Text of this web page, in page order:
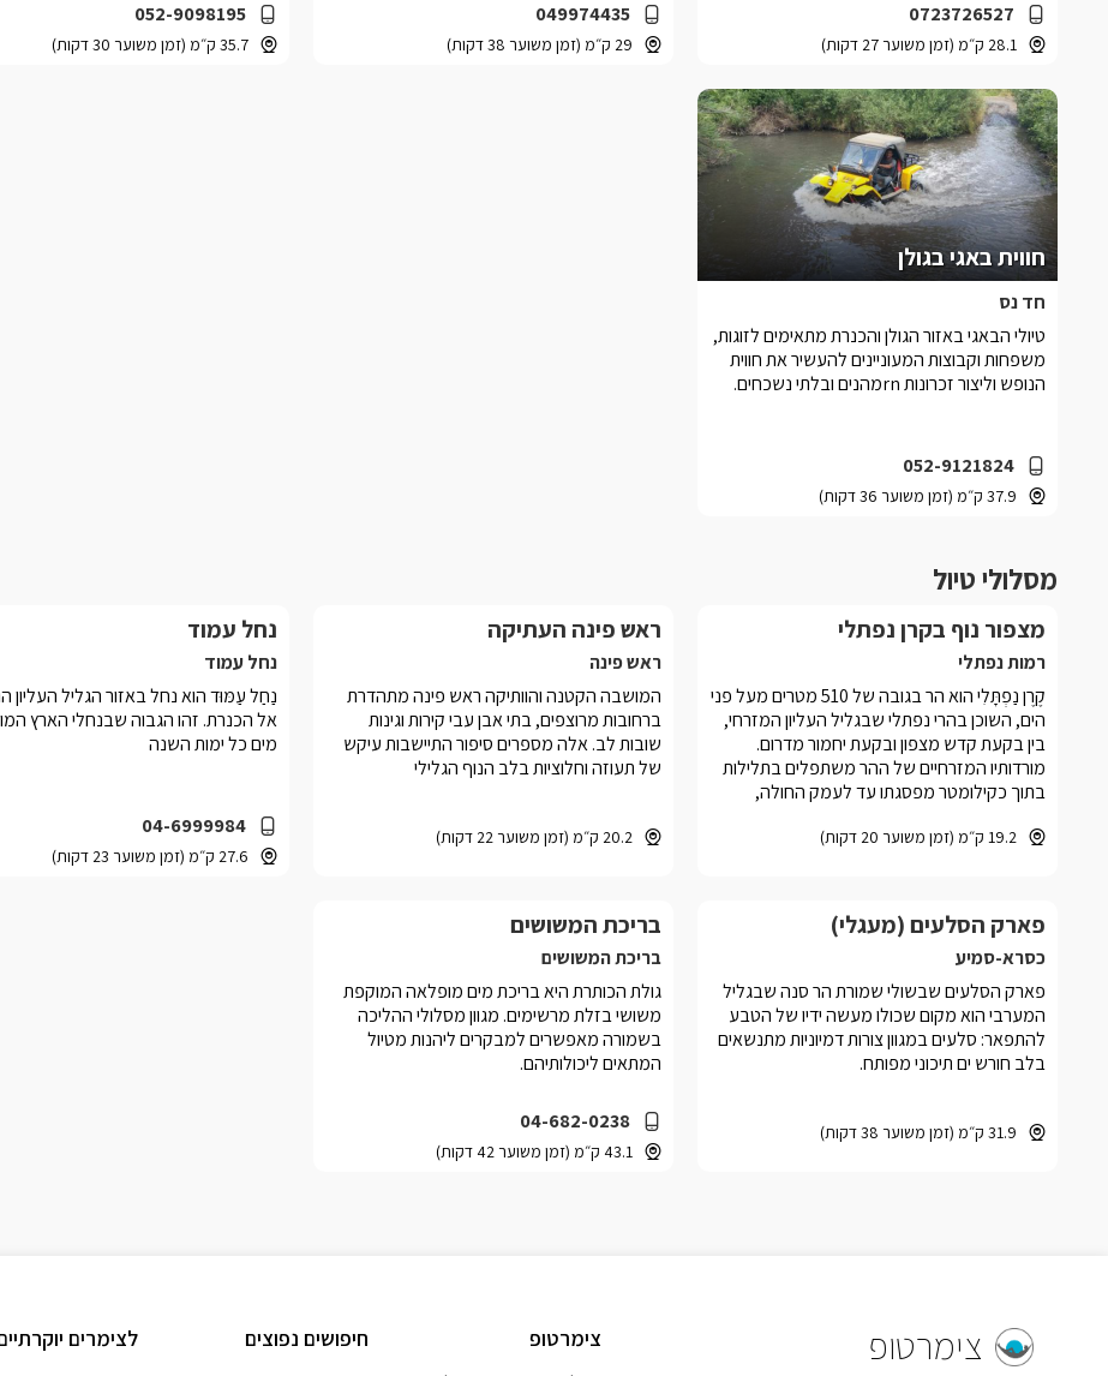
0723726527
28.1 ק״מ (זמן משוער 27 דקות)
049974435
29 ק״מ (זמן משוער 38 דקות)
052-9098195
35.7 ק״מ (זמן משוער 30 דקות)
חווית באגי בגולן
חד נס
052-9121824
37.9 ק״מ (זמן משוער 36 דקות)
טיולי הבאגי באזור הגולן והכנרת מתאימים לזוגות,
משפחות וקבוצות המעוניינים להעשיר את חווית
הנופש וליצור זכרונות rnמהנים ובלתי נשכחים.
מסלולי טיול
מצפור נוף בקרן נפתלי
רמות נפתלי
19.2 ק״מ (זמן משוער 20 דקות)
קֶרֶן נַפְתָּלִי הוא הר בגובה של 510 מטרים מעל פני
הים, השוכן בהרי נפתלי שבגליל העליון המזרחי,
בין בקעת קדש מצפון ובקעת יחמור מדרום.
מורדותיו המזרחיים של ההר משתפלים בתלילות
בתוך כקילומטר מפסגתו עד לעמק החולה,
ומההר נשקף מראה אל העמק ואל רמת הגולן
ראש פינה העתיקה
ראש פינה
20.2 ק״מ (זמן משוער 22 דקות)
המושבה הקטנה והוותיקה ראש פינה מתהדרת
ברחובות מרוצפים, בתי אבן עבי קירות וגינות
שובות לב. אלה מספרים סיפור התיישבות עיקש
של תעוזה וחלוציות בלב הנוף הגלילי
נחל עמוד
נחל עמוד
04-6999984
27.6 ק״מ (זמן משוער 23 דקות)
נַחַל עַמּוּד הוא נחל באזור הגליל העליון
אל הכנרת. זהו הגבוה שבנחלי הארץ
מים כל ימות השנה
פארק הסלעים (מעגלי)
כסרא-סמיע
31.9 ק״מ (זמן משוער 38 דקות)
פארק הסלעים שבשולי שמורת הר סנה שבגליל
המערבי הוא מקום שכולו מעשה ידיו של הטבע
להתפאר: סלעים במגוון צורות דמיוניות מתנשאים
בלב חורש ים תיכוני מפותח.
בריכת המשושים
בריכת המשושים
04-682-0238
43.1 ק״מ (זמן משוער 42 דקות)
גולת הכותרת היא בריכת מים מופלאה המוקפת
משושי בזלת מרשימים. מגוון מסלולי ההליכה
בשמורה מאפשרים למבקרים ליהנות מטיול
המתאים ליכולותיהם.
צימרטופ צימרטופ חיפושים נפוצים לצימרים